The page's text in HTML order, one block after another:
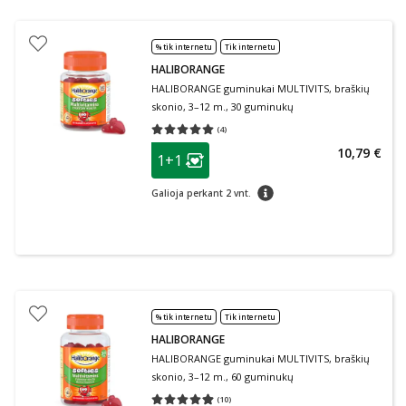
% tik internetu Tik internetu
HALIBORANGE
HALIBORANGE guminukai MULTIVITS, braškių
skonio, 3–12 m., 30 guminukų
(4)
Vidutinis įvertinimas 5.00
patarimas
Lojalumo klubo narių nuolaida
1+1
Galioja perkant 2 vnt. patarimas
10,79 €
% tik internetu Tik internetu
HALIBORANGE
HALIBORANGE guminukai MULTIVITS, braškių
skonio, 3–12 m., 60 guminukų
(10)